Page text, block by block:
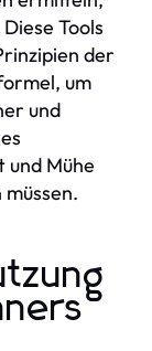
Tools
der
um
und
und Mühe